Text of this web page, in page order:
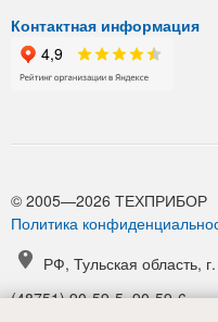
Контактная информация
© 2005—2026 ТЕХПРИБОР
Политика
РФ, Тульская область,
(48751) 90-59-5, 90-59-6